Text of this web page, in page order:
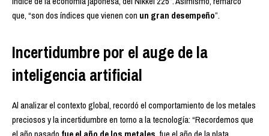
que, “son dos índices que vienen con un gran desempeño”.
Incertidumbre por el auge de la
inteligencia artificial
Al analizar el contexto global, recordó el comportamiento de los metales
preciosos y la incertidumbre en torno a la tecnología: “Recordemos que